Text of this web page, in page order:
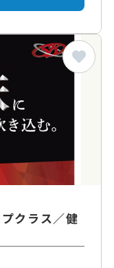
クラス／健